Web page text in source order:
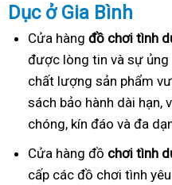
Dục ở Gia Bình
Cửa hàng đồ chơi tình
được lòng tin và sự ủng
chất lượng sản phẩm
sách bảo hành dài hạn,
chóng, kín đáo và đa
Cửa hàng đồ chơi tình
cấp các đồ chơi tình